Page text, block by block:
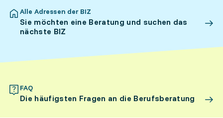
Alle Adressen der BIZ
Sie möchten eine Beratung und suchen das
nächste BIZ
FAQ
Die häufigsten Fragen an die Berufsberatung